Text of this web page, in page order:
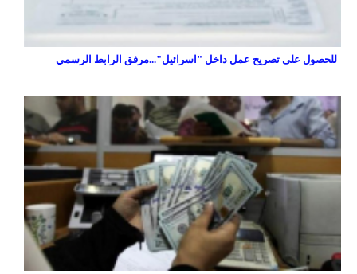
للحصول على تصريح عمل داخل "اسرائيل"...مرفق الرابط الرسمي